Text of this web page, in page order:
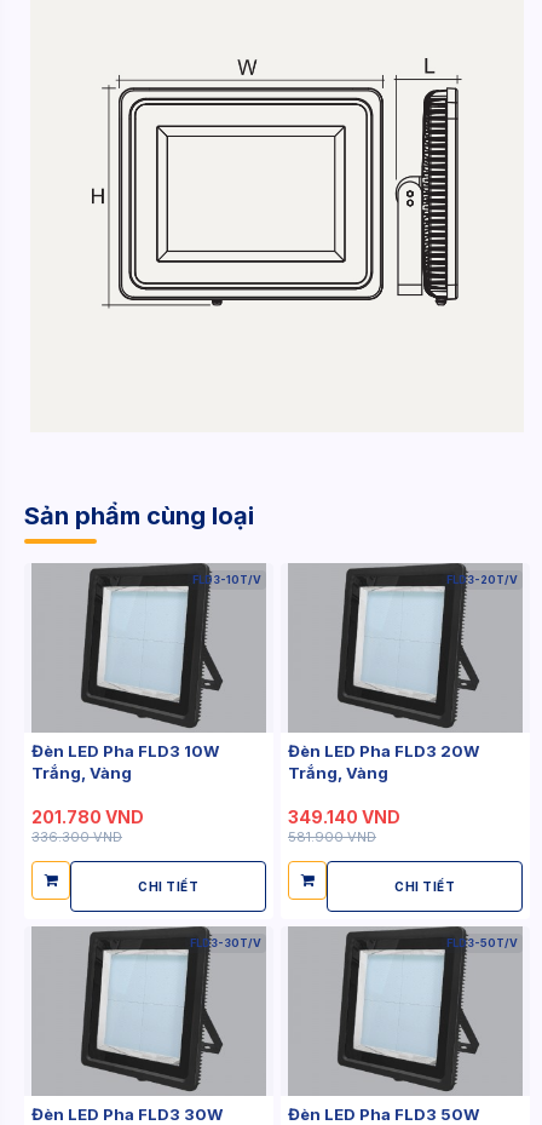
Sản phẩm cùng loại
FLD3-10T/V
Đèn LED Pha FLD3 10W
Trắng, Vàng
201.780 VND
336.300 VND
CHI TIẾT
FLD3-20T/V
Đèn LED Pha FLD3 20W
Trắng, Vàng
349.140 VND
581.900 VND
CHI TIẾT
FLD3-30T/V
Đèn LED Pha FLD3 30W
FLD3-50T/V
Đèn LED Pha FLD3 50W